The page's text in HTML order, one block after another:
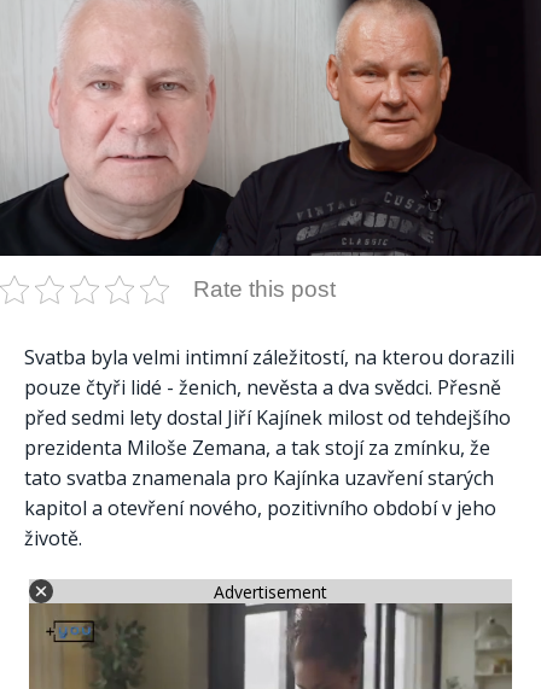
Rate this post
Svatba byla velmi intimní záležitostí, na kterou dorazili
pouze čtyři lidé - ženich, nevěsta a dva svědci. Přesně
před sedmi lety dostal Jiří Kajínek milost od tehdejšího
prezidenta Miloše Zemana, a tak stojí za zmínku, že
tato svatba znamenala pro Kajínka uzavření starých
kapitol a otevření nového, pozitivního období v jeho
životě.
Advertisement